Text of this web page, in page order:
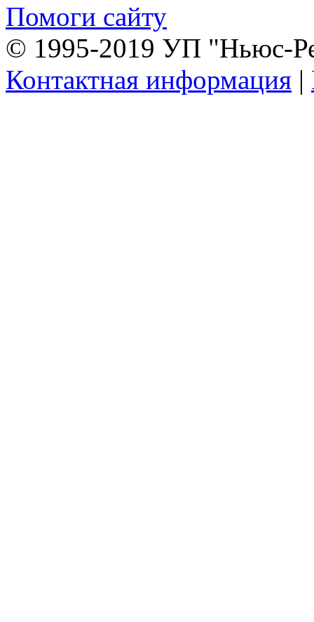
Помоги сайту
© 1995-2019 УП "Ньюс-
Контактная информация |